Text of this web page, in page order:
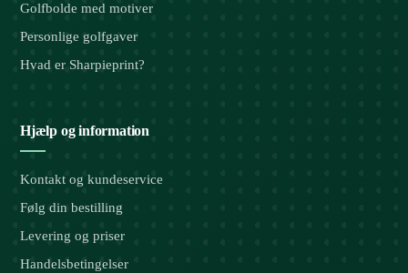
Golfbolde med motiver
Personlige golfgaver
Hvad er Sharpieprint?
Hjælp og information
Kontakt og kundeservice
Følg din bestilling
Levering og priser
Handelsbetingelser